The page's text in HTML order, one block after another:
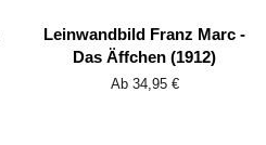
Leinwandbild Franz Marc -
Das Äffchen (1912)
Ab 34,95 €